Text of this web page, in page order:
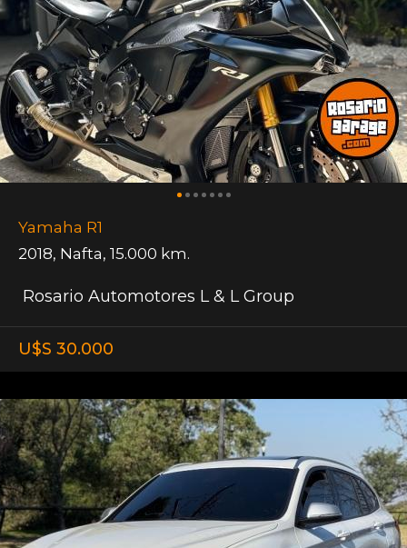
Yamaha R1
2018, Nafta, 15.000 km.
Rosario Automotores L & L Group
U$S 30.000